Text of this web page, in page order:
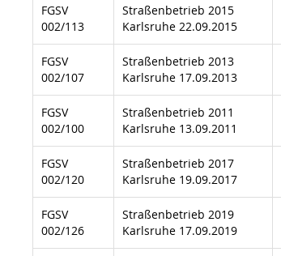
FGSV
002/113
Straßenbetrieb 2015
Karlsruhe 22.09.2015
FGSV
002/107
Straßenbetrieb 2013
Karlsruhe 17.09.2013
FGSV
002/100
Straßenbetrieb 2011
Karlsruhe 13.09.2011
FGSV
002/120
Straßenbetrieb 2017
Karlsruhe 19.09.2017
FGSV
002/126
Straßenbetrieb 2019
Karlsruhe 17.09.2019